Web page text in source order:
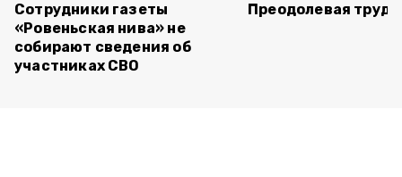
Сотрудники газеты
«Ровеньская нива» не
собирают сведения об
участниках СВО
Преодолевая